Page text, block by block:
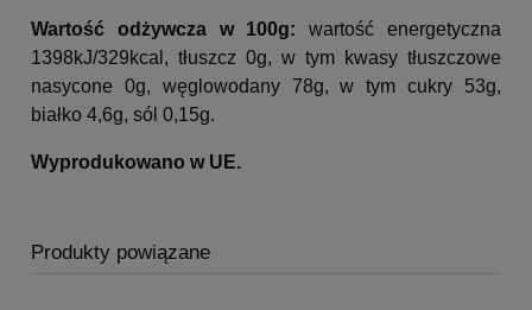
Wartość odżywcza w 100g: wartość energetyczna
1398kJ/329kcal, tłuszcz 0g, w tym kwasy tłuszczowe
nasycone 0g, węglowodany 78g, w tym cukry 53g,
białko 4,6g, sól 0,15g.
Wyprodukowano w UE.
Produkty powiązane